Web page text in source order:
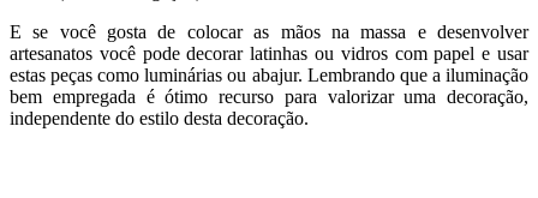
E se você gosta de colocar as mãos na massa e desenvolver
artesanatos você pode decorar latinhas ou vidros com papel e usar
estas peças como luminárias ou abajur. Lembrando que a iluminação
bem empregada é ótimo recurso para valorizar uma decoração,
independente do estilo desta decoração.